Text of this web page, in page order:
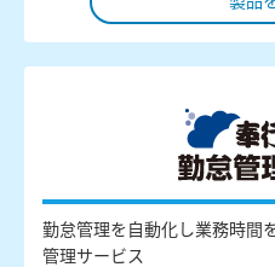
勤怠管理を自動化し業務時間
管理サービス